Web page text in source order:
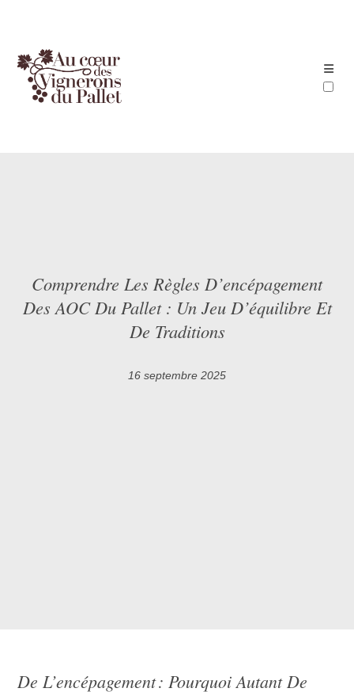
Comprendre Les Règles D’encépagement
Des AOC Du Pallet : Un Jeu D’équilibre Et
De Traditions
16 septembre 2025
De L’encépagement : Pourquoi Autant De